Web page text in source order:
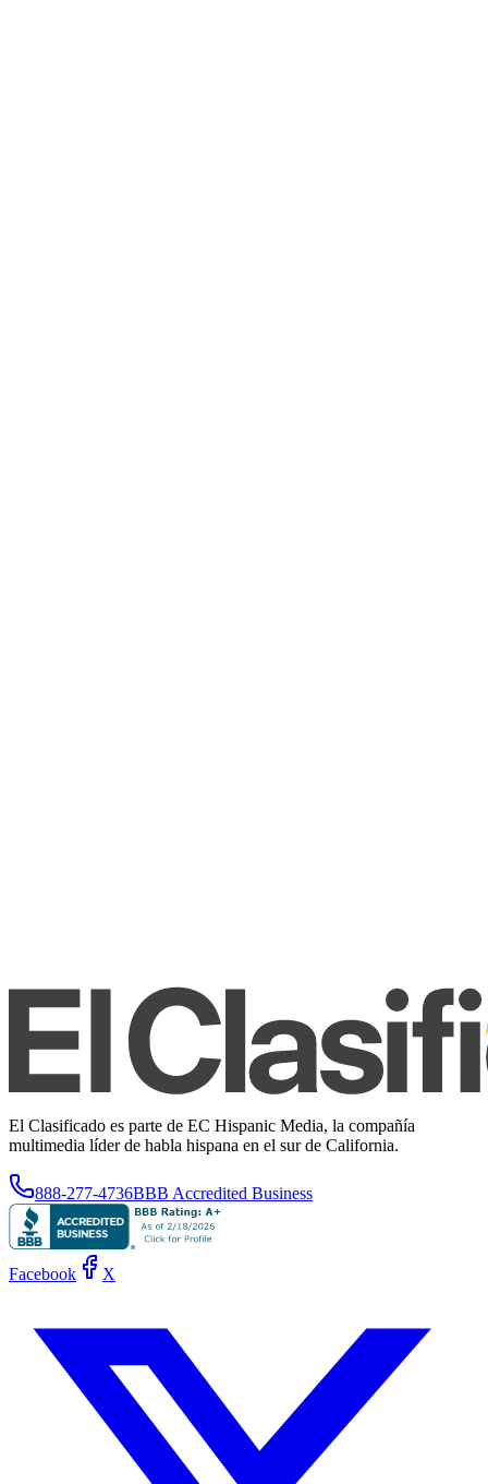
El Clasificado es parte de EC Hispanic Media, la compañía
multimedia líder de habla hispana en el sur de California.
888-277-4736BBB Accredited Business
Facebook X